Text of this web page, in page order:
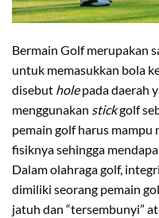
Bermain Golf merupakan
untuk memasukkan bola
disebut holepada daerah
menggunakan stickgolf
pemain golf harus mampu
fisiknya sehingga
Dalam olahraga golf,
dimiliki seorang pemain
jatuh dan “tersembunyi”